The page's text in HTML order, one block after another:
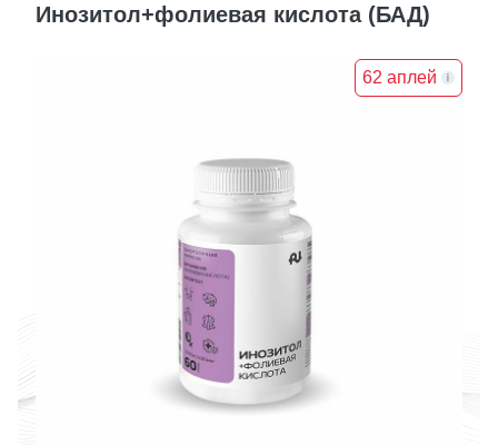
Инозитол+фолиевая кислота (БАД)
62 аплей